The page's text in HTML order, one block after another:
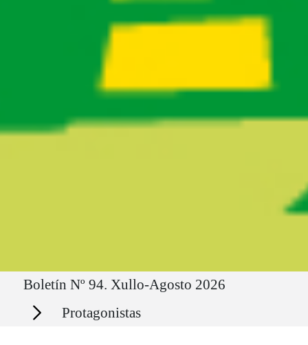
Ruta del sitio
Boletín Nº 94. Xullo-Agosto 2026
Secciones Protagonistas